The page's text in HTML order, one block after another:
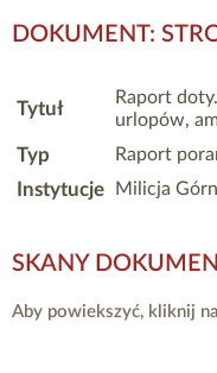
DOKUMENT:
Tytuł
Raport
urlopów,
Typ Raport
Instytucje Milicja
SKANY
Aby powiekszyć, kliknij